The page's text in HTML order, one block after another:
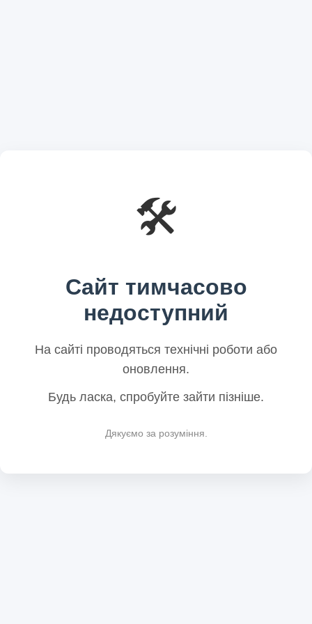
🛠️
Сайт тимчасово
недоступний
На сайті проводяться технічні роботи або
оновлення.
Будь ласка, спробуйте зайти пізніше.
Дякуємо за розуміння.